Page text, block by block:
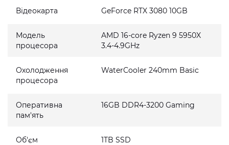
Відеокарта GeForce RTX 3080 10GB
Модель
процесора
AMD 16-core Ryzen 9 5950X
3.4-4.9GHz
Охолодження
процесора
WaterCooler 240mm Basic
Оперативна
пам'ять
16GB DDR4-3200 Gaming
Об'єм
1TB SSD